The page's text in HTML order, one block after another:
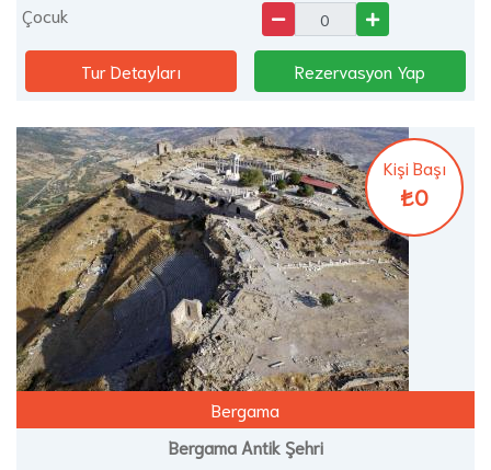
Çocuk
Tur Detayları Rezervasyon Yap
Bergama
Bergama Antik Şehri
Kişi Başı
₺0